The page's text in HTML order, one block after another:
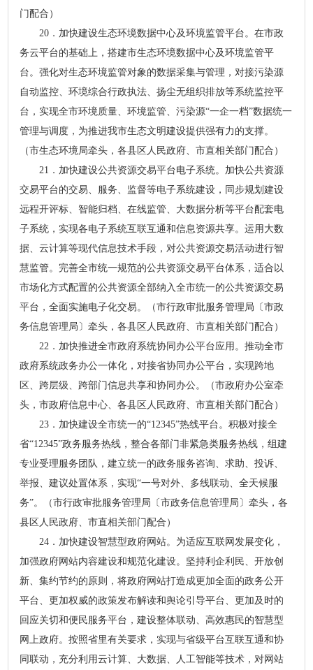
门配合）
20．加快建设生态环境数据中心及环境监管平台。在市政
务云平台的基础上，搭建市生态环境数据中心及环境监管平
台。强化对生态环境监管对象的数据采集与管理，对接污染源
自动监控、环境综合行政执法、扬尘无组织排放等系统监控平
台，实现全市环境质量、环境监管、污染源“一企一档”数据统一
管理与调度，为推进我市生态文明建设提供强有力的支撑。
（市生态环境局牵头，各县区人民政府、市直相关部门配合）
21．加快建设公共资源交易平台电子系统。加快公共资源
交易平台的交易、服务、监督等电子系统建设，同步规划建设
远程开评标、智能归档、在线监管、大数据分析等平台配套电
子系统，实现各电子系统互联互通和信息资源共享。运用大数
据、云计算等现代信息技术手段，对公共资源交易活动进行智
慧监管。完善全市统一规范的公共资源交易平台体系，适合以
市场化方式配置的公共资源全部纳入全市统一的公共资源交易
平台，全面实施电子化交易。（市行政审批服务管理局〔市政
务信息管理局〕牵头，各县区人民政府、市直相关部门配合）
22．加快推进全市政府系统协同办公平台应用。推动全市
政府系统政务办公一体化，对接省协同办公平台，实现跨地
区、跨层级、跨部门信息共享和协同办公。（市政府办公室牵
头，市政府信息中心、各县区人民政府、市直相关部门配合）
23．加快建设全市统一的“12345”热线平台。积极对接全
省“12345”政务服务热线，整合各部门非紧急类服务热线，组建
专业受理服务团队，建立统一的政务服务咨询、求助、投诉、
举报、建议处置体系，实现“一号对外、多线联动、全天候服
务”。（市行政审批服务管理局〔市政务信息管理局〕牵头，各
县区人民政府、市直相关部门配合）
24．加快建设智慧型政府网站。为适应互联网发展变化，
加强政府网站内容建设和规范化建设。坚持利企利民、开放创
新、集约节约的原则，将政府网站打造成更加全面的政务公开
平台、更加权威的政策发布解读和舆论引导平台、更加及时的
回应关切和便民服务平台，建设整体联动、高效惠民的智慧型
网上政府。按照省里有关要求，实现与省级平台互联互通和协
同联动，充分利用云计算、大数据、人工智能等技术，对网站